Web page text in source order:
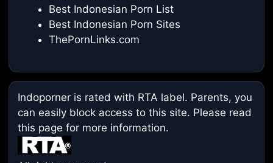
Best Indonesian Porn List
Best Indonesian Porn Sites
ThePornLinks.com
Indoporner is rated with RTA label. Parents, you
can easily block access to this site. Please read
this page for more information.